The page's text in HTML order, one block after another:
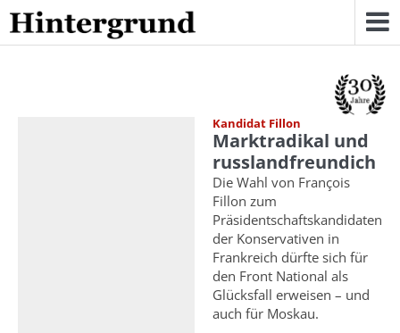
Skip
to
content
Kandidat Fillon
Marktradikal und
russlandfreundich
Die Wahl von François
Fillon zum
Präsidentschaftskandidaten
der Konservativen in
Frankreich dürfte sich für
den Front National als
Glücksfall erweisen – und
auch für Moskau.